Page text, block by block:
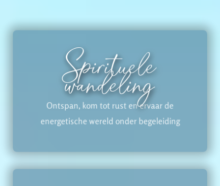
Spirituele
wandeling
Ontspan, kom tot rust en ervaar de
energetische wereld onder begeleiding